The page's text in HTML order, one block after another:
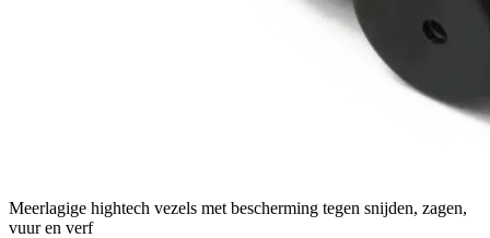
Meerlagige hightech vezels met bescherming tegen snijden, zagen,
vuur en verf